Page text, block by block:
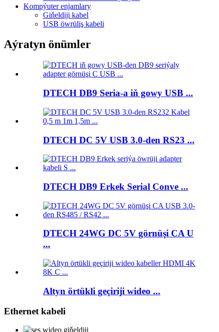
Kompýuter enjamlary
Giňeldiji kabel
USB öwrüliş kabeli
Aýratyn önümler
DTECH DB9 Seria-a iň gowy USB ...
DTECH DC 5V USB 3.0-den RS23 ...
DTECH DB9 Erkek Serial Conve ...
DTECH 24WG DC 5V görnüşi CA U
...
Altyn örtükli geçiriji wideo ...
Ethernet kabeli